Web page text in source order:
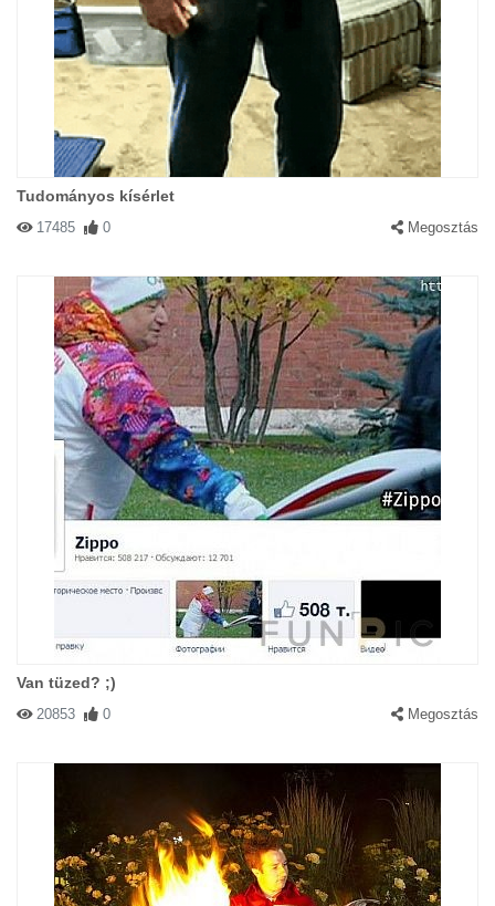
Tudományos kísérlet
17485 0 Megosztás
Van tüzed? ;)
20853 0 Megosztás